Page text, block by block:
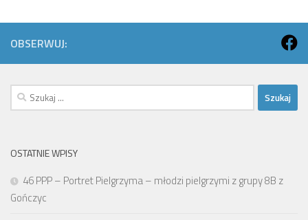
OBSERWUJ:
Szukaj:
OSTATNIE WPISY
46 PPP – Portret Pielgrzyma – młodzi pielgrzymi z grupy 8B z
Gończyc